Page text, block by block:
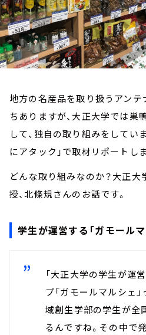
地方の名産品を取り扱うアン
ちありますが、大正大学では巣
して、独自の取り組みをしてい
にアタック」で取材リポートし
どんな取り組みなのか？大正大
授、北條規さんのお話です。
学生が運営する「ガモールマ
「大正大学の学生が運
プ「ガモールマルシェ
域創生学部の学生が全
るんですね。その中で